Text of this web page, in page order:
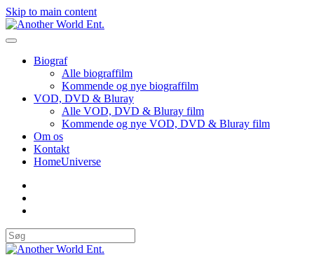
Skip to main content
Biograf
Alle biograffilm
Kommende og nye biograffilm
VOD, DVD & Bluray
Alle VOD, DVD & Bluray film
Kommende og nye VOD, DVD & Bluray film
Om os
Kontakt
HomeUniverse